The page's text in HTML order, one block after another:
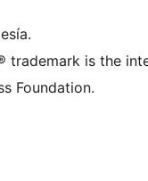
trademark is the
Foundation.